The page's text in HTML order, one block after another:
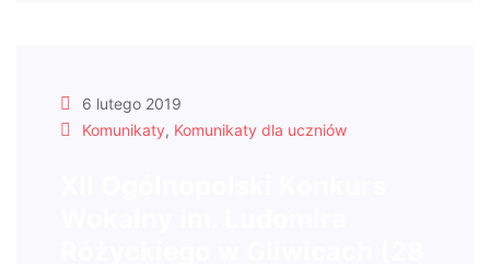
6 lutego 2019
Komunikaty, Komunikaty dla uczniów